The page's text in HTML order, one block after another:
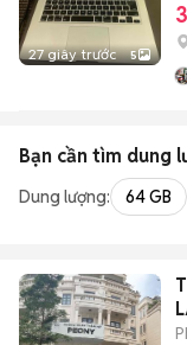
27 giây trước 5
Bạn cần tìm dung
Dung lượng: 64 GB